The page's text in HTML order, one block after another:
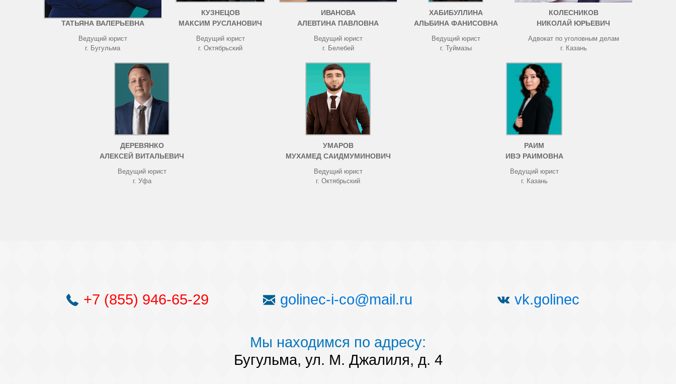
ЧИСТОВА
ТАТЬЯНА ВАЛЕРЬЕВНА
Ведущий юрист
г. Бугульма
КУЗНЕЦОВ
МАКСИМ РУСЛАНОВИЧ
Ведущий юрист
г. Октябрьский
ИВАНОВА
АЛЕВТИНА ПАВЛОВНА
Ведущий юрист
г. Белебей
ХАБИБУЛЛИНА
АЛЬБИНА ФАНИСОВНА
Ведущий юрист
г. Туймазы
КОЛЕСНИКОВ
НИКОЛАЙ ЮРЬЕВИЧ
Адвокат по уголовным делам
г. Казань
ДЕРЕВЯНКО
АЛЕКСЕЙ ВИТАЛЬЕВИЧ
Ведущий юрист
г. Уфа
УМАРОВ
МУХАМЕД САИДМУМИНОВИЧ
Ведущий юрист
г. Октябрьский
РАИМ
ИВЭ РАИМОВНА
Ведущий юрист
г. Казань
+7 (855) 946-65-29 golinec-i-co@mail.ru vk.golinec
Мы находимся по адресу:
Бугульма, ул. М. Джалиля, д. 4